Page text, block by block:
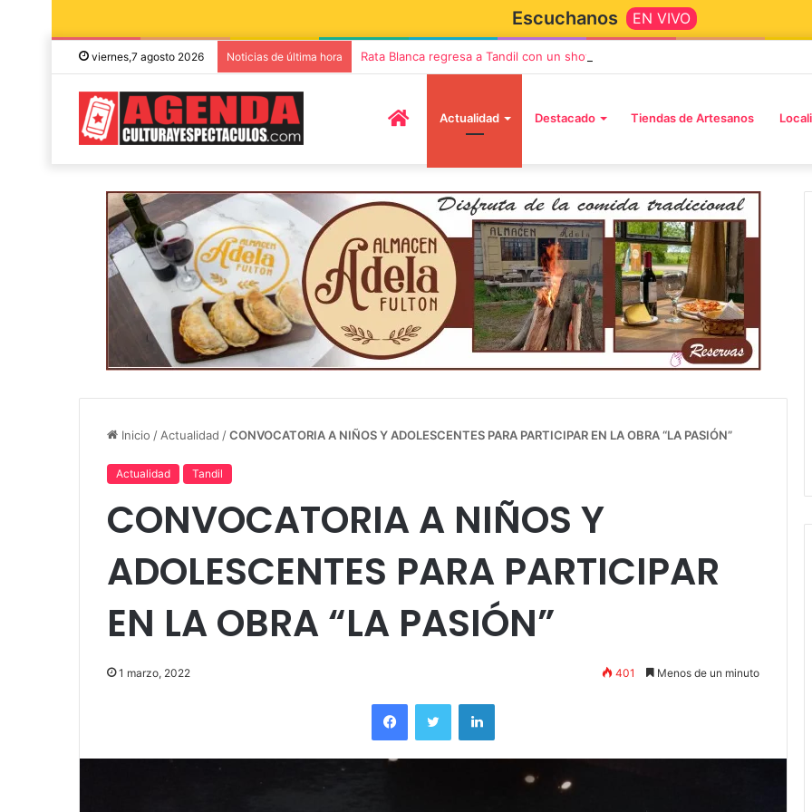
Escuchanos EN VIVO
viernes,7 agosto 2026 Noticias de última hora Rata Blanca regresa a Tandil con un show demoledor en el Estadio Unión y
Actualidad Destacado Tiendas de Artesanos
Inicio / Actualidad /CONVOCATORIA A NIÑOS Y ADOLESCENTES PARA PARTICIPAR EN LA OBRA “LA PASIÓN”
Actualidad Tandil
CONVOCATORIA A NIÑOS Y
ADOLESCENTES PARA PARTICIPAR
EN LA OBRA “LA PASIÓN”
1 marzo, 2022 401 Menos de un minuto
2 octubre, 2026
elenco de lujo encabezado por
Capusotto, Spregelburd y
12 septiembre, 2026
anunciaron su show en Tandil
y ya están a la venta las
Rata Blanca
con un show
Estadio Unión y